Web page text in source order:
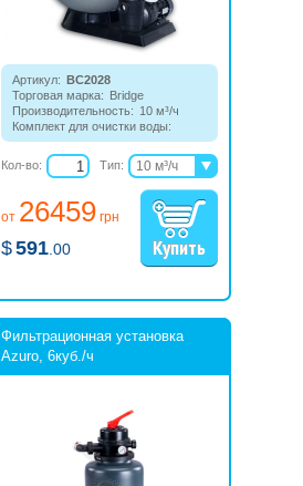
Артикул: BC2028
Торговая марка: Bridge
Производительность: 10 м³/ч
Комплект для очистки воды:
песочный фильтр с 7-ми
позиционным клапаном и насос.
от 26459 грн
$591 .00
Кол-во: Тип:
10 м³/ч
11,5 м³/ч
16 м³/ч
Фильтрационная установка
Azuro, 6куб./ч